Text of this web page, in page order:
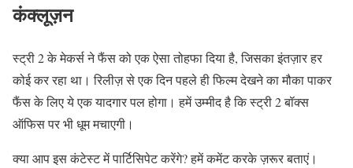
कंक्लूज़न
स्ट्री 2 के मेकर्स ने फैंस को एक ऐसा तोहफा दिया है, जिसका इंतज़ार हर
कोई कर रहा था। रिलीज़ से एक दिन पहले ही फिल्म देखने का मौका पाकर
फैंस के लिए ये एक यादगार पल होगा। हमें उम्मीद है कि स्ट्री 2 बॉक्स
ऑफिस पर भी धूम मचाएगी।
क्या आप इस कंटेस्ट में पार्टिसिपेट करेंगे? हमें कमेंट करके ज़रूर बताएं।